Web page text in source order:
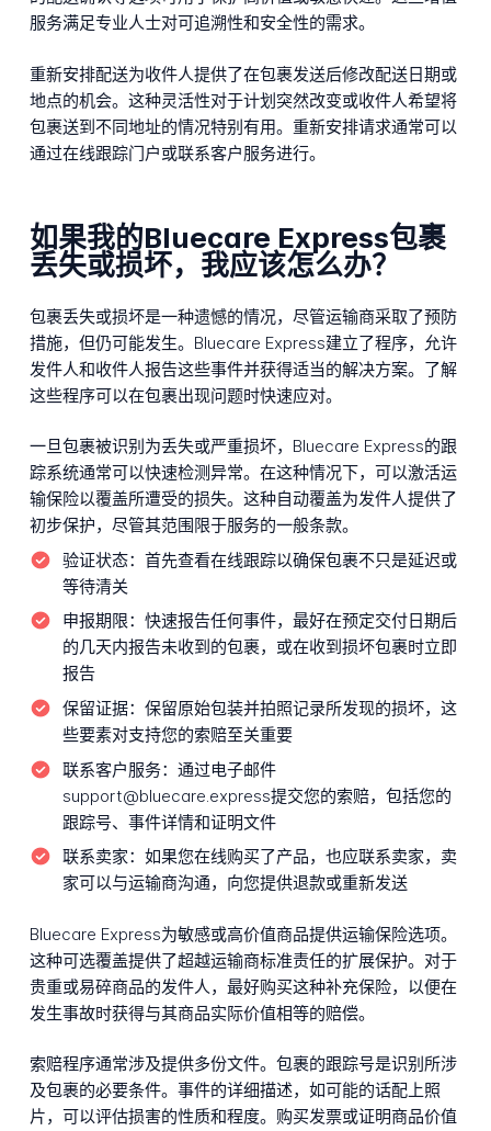
服务满足专业人士对可追溯性和安全性的需求。
重新安排配送为收件人提供了在包裹发送后修改配送日期或
地点的机会。这种灵活性对于计划突然改变或收件人希望将
包裹送到不同地址的情况特别有用。重新安排请求通常可以
通过在线跟踪门户或联系客户服务进行。
如果我的Bluecare Express包裹
丢失或损坏，我应该怎么办？
包裹丢失或损坏是一种遗憾的情况，尽管运输商采取了预防
措施，但仍可能发生。Bluecare Express建立了程序，允许
发件人和收件人报告这些事件并获得适当的解决方案。了解
这些程序可以在包裹出现问题时快速应对。
一旦包裹被识别为丢失或严重损坏，Bluecare Express的跟
踪系统通常可以快速检测异常。在这种情况下，可以激活运
输保险以覆盖所遭受的损失。这种自动覆盖为发件人提供了
初步保护，尽管其范围限于服务的一般条款。
验证状态： 首先查看在线跟踪以确保包裹不只是延迟或
等待清关
申报期限： 快速报告任何事件，最好在预定交付日期后
的几天内报告未收到的包裹，或在收到损坏包裹时立即
报告
保留证据： 保留原始包装并拍照记录所发现的损坏，这
些要素对支持您的索赔至关重要
联系客户服务： 通过电子邮件
support@bluecare.express提交您的索赔，包括您的
跟踪号、事件详情和证明文件
联系卖家： 如果您在线购买了产品，也应联系卖家，卖
家可以与运输商沟通，向您提供退款或重新发送
Bluecare Express为敏感或高价值商品提供运输保险选项。
这种可选覆盖提供了超越运输商标准责任的扩展保护。对于
贵重或易碎商品的发件人，最好购买这种补充保险，以便在
发生事故时获得与其商品实际价值相等的赔偿。
索赔程序通常涉及提供多份文件。包裹的跟踪号是识别所涉
及包裹的必要条件。事件的详细描述，如可能的话配上照
片，可以评估损害的性质和程度。购买发票或证明商品价值